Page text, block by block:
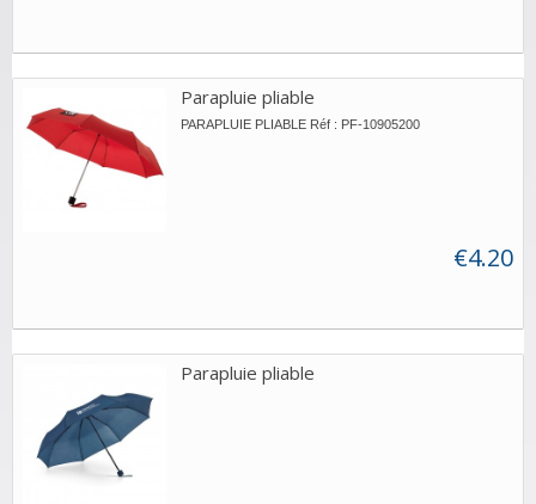
Parapluie pliable
PARAPLUIE PLIABLE Réf : PF-10905200
€4.20
Parapluie pliable